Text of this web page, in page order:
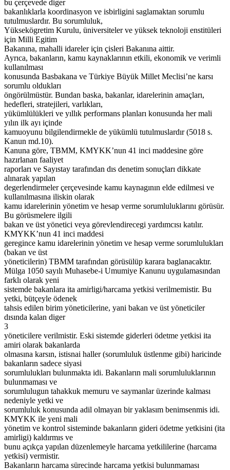
bu çerçevede diger
bakanlıklarla koordinasyon ve isbirligini saglamaktan sorumlu
tutulmuslardır. Bu sorumluluk,
Yüksekögretim Kurulu, üniversiteler ve yüksek teknoloji enstitüleri
için Milli Egitim
Bakanına, mahalli idareler için çisleri Bakanına aittir.
Ayrıca, bakanların, kamu kaynaklarının etkili, ekonomik ve verimli
kullanılması
konusunda Basbakana ve Türkiye Büyük Millet Meclisi’ne karsı
sorumlu oldukları
öngörülmüstür. Bundan baska, bakanlar, idarelerinin amaçları,
hedefleri, stratejileri, varlıkları,
yükümlülükleri ve yıllık performans planları konusunda her mali
yılın ilk ayı içinde
kamuoyunu bilgilendirmekle de yükümlü tutulmuslardır (5018 s.
Kanun md.10).
Kanuna göre, TBMM, KMYKK’nun 41 inci maddesine göre
hazırlanan faaliyet
raporları ve Sayıstay tarafından dıs denetim sonuçları dikkate
alınarak yapılan
degerlendirmeler çerçevesinde kamu kaynagının elde edilmesi ve
kullanılmasına iliskin olarak
kamu idarelerinin yönetim ve hesap verme sorumluluklarını görüsür.
Bu görüsmelere ilgili
bakan ve üst yönetici veya görevlendirecegi yardımcısı katılır.
KMYKK’nun 41 inci maddesi
geregince kamu idarelerinin yönetim ve hesap verme sorumlulukları
(bakan ve üst
yöneticilerin) TBMM tarafından görüsülüp karara baglanacaktır.
Mülga 1050 sayılı Muhasebe-i Umumiye Kanunu uygulamasından
farklı olarak yeni
sistemde bakanlara ita amirligi/harcama yetkisi verilmemistir. Bu
yetki, bütçeyle ödenek
tahsis edilen birim yöneticilerine, yani bakan ve üst yöneticiler
dısında kalan diger
3
yöneticilere verilmistir. Eski sistemde giderleri ödetme yetkisi ita
amiri olarak bakanlarda
olmasına karsın, istisnai haller (sorumluluk üstlenme gibi) haricinde
bakanların sadece siyasi
sorumlulukları bulunmakta idi. Bakanların mali sorumluluklarının
bulunmaması ve
sorumlulugun tahakkuk memuru ve saymanlar üzerinde kalması
nedeniyle yetki ve
sorumluluk konusunda adil olmayan bir yaklasım benimsenmis idi.
KMYKK ile yeni mali
yönetim ve kontrol sisteminde bakanların gideri ödetme yetkisini (ita
amirligi) kaldırmıs ve
bunu açıkça yapılan düzenlemeyle harcama yetkililerine (harcama
yetkisi) vermistir.
Bakanların harcama sürecinde harcama yetkisi bulunmaması